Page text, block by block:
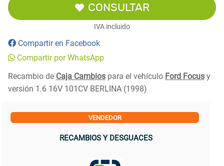
CONSULTAR
IVA incluido
Compartir en Facebook
Compartir por WhatsApp
Recambio de Caja Cambios para el vehículo Ford Focus y
versión 1.6 16V 101CV BERLINA (1998)
VENDEDOR
RECAMBIOS Y DESGUACES